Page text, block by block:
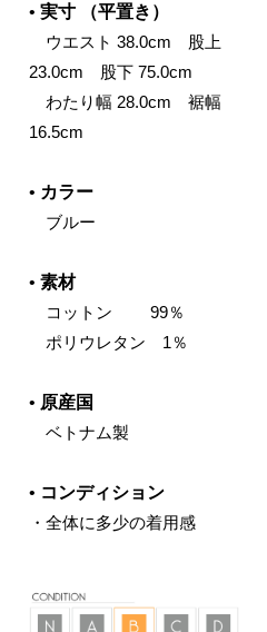
• 実寸 （平置き）
ウエスト 38.0cm 股上
23.0cm 股下 75.0cm
わたり幅 28.0cm 裾幅
16.5cm
• カラー
ブルー
• 素材
コットン 99％
ポリウレタン 1％
• 原産国
ベトナム製
• コンディション
・全体に多少の着用感